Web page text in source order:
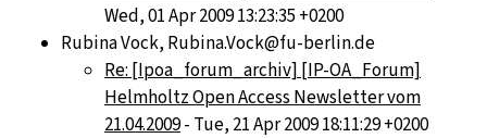
Wed, 01 Apr 2009 13:23:35 +0200
Rubina Vock, Rubina.Vock@fu-berlin.de
Re: [Ipoa_forum_archiv] [IP-OA_Forum]
Helmholtz Open Access Newsletter vom
21.04.2009- Tue, 21 Apr 2009 18:11:29 +0200